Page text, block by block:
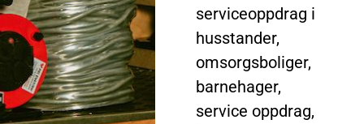
serviceoppdrag i
husstander,
omsorgsboliger,
barnehager,
service oppdrag,